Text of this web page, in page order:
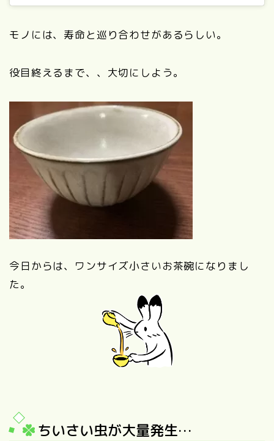
モノには、寿命と巡り合わせがあるらしい。
役目終えるまで、、大切にしよう。
今日からは、ワンサイズ小さいお茶碗になりまし
た。
ちいさい虫が大量発生…